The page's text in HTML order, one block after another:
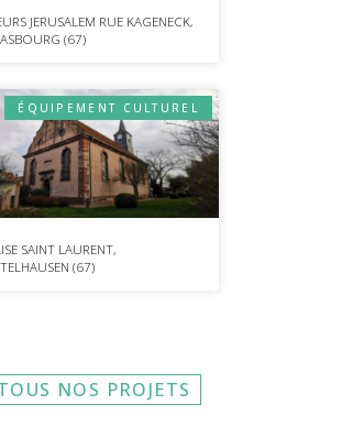
JERUSALEM RUE KAGENECK,
(67)
ÉQUIPEMENT CULTUREL
SAINT LAURENT,
(67)
NOS PROJETS